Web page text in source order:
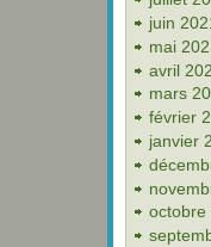
juin
mai
avril
mars
février
janvier
octobre